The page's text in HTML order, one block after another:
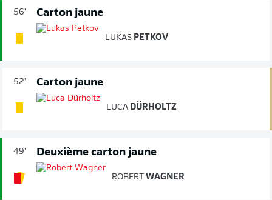
56' Carton jaune
LUKAS PETKOV
52' Carton jaune
LUCA DÜRHOLTZ
49' Deuxième carton jaune
ROBERT WAGNER